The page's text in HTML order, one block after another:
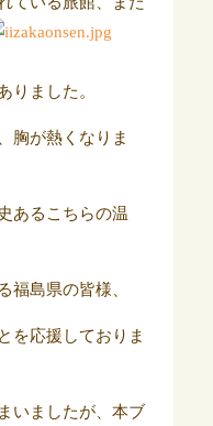
りました。
胸が熱くなりま
あるこちらの温
福島県の皆様、
を応援しておりま
いましたが、本ブ